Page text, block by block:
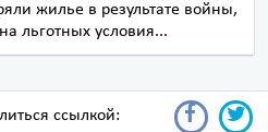
жилье в результате войны,
льготных условия...
ссылкой: